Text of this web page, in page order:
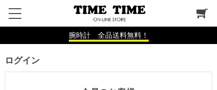
腕時計 全品送料無料！
ログイン